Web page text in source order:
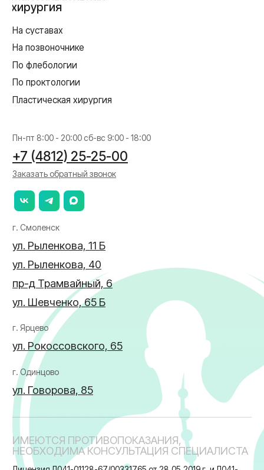
Создание сайта